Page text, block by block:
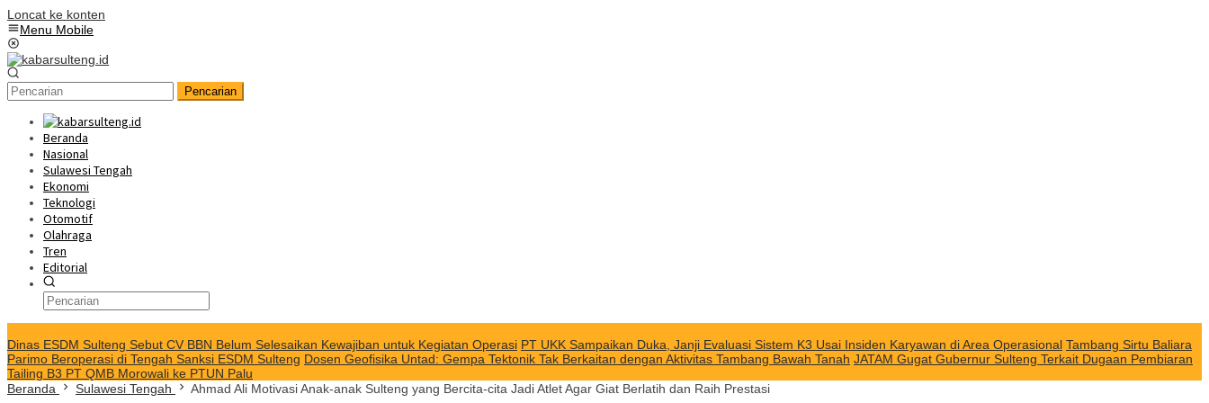
Loncat ke konten
Menu Mobile
Pencarian
Beranda
Nasional
Sulawesi Tengah
Ekonomi
Teknologi
Otomotif
Olahraga
Tren
Editorial
Dinas ESDM Sulteng Sebut CV BBN Belum Selesaikan Kewajiban untuk Kegiatan Operasi PT UKK Sampaikan Duka, Janji Evaluasi Sistem K3 Usai Insiden Karyawan di Area Operasional Tambang Sirtu Baliara
Parimo Beroperasi di Tengah Sanksi ESDM Sulteng Dosen Geofisika Untad: Gempa Tektonik Tak Berkaitan dengan Aktivitas Tambang Bawah Tanah JATAM Gugat Gubernur Sulteng Terkait Dugaan Pembiaran
Tailing B3 PT QMB Morowali ke PTUN Palu
Beranda
Sulawesi Tengah Ahmad Ali Motivasi Anak-anak Sulteng yang Bercita-cita Jadi Atlet Agar Giat Berlatih dan Raih Prestasi